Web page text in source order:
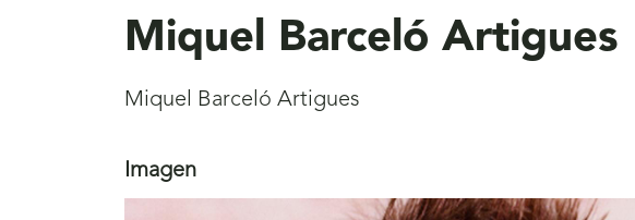
Miquel Barceló Artigues
Miquel Barceló Artigues
Imagen